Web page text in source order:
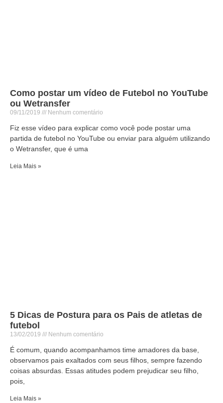
Como postar um vídeo de Futebol no YouTube
ou Wetransfer
09/11/2019 Nenhum comentário
Fiz esse vídeo para explicar como você pode postar uma
partida de futebol no YouTube ou enviar para alguém utilizando
o Wetransfer, que é uma
Leia Mais »
5 Dicas de Postura para os Pais de atletas de
futebol
13/02/2019 Nenhum comentário
É comum, quando acompanhamos time amadores da base,
observamos pais exaltados com seus filhos, sempre fazendo
coisas absurdas. Essas atitudes podem prejudicar seu filho,
pois,
Leia Mais »